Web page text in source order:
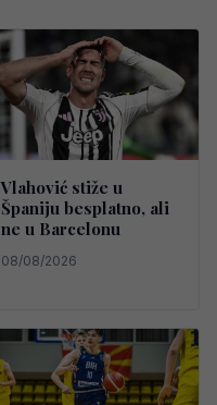
Vlahović stiže u
Španiju besplatno, ali
ne u Barcelonu
08/08/2026